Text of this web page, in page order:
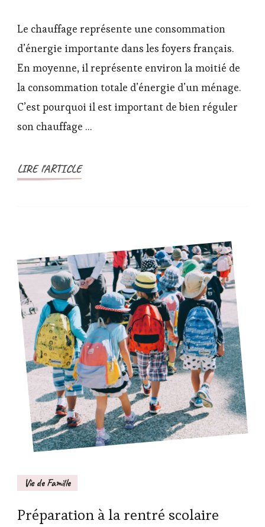
allumer
pour
limiter
son
Le chauffage représente une consommation
d’énergie importante dans les foyers français.
En moyenne, il représente environ la moitié de
la consommation totale d’énergie d’un ménage.
C’est pourquoi il est important de bien réguler
son chauffage …
LIRE l'ARTICLE
Vie de Famille
Préparation à la rentré scolaire